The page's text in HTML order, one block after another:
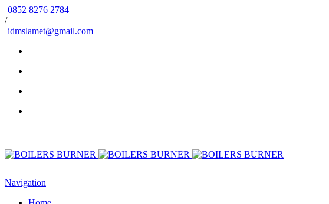
0852 8276 2784
/
idmslamet@gmail.com
Navigation